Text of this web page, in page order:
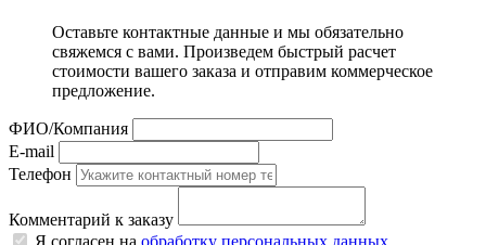
Оставьте контактные данные и мы обязательно
свяжемся с вами. Произведем быстрый расчет
стоимости вашего заказа и отправим коммерческое
предложение.
ФИО/Компания
E-mail
Телефон
Комментарий к заказу
Я согласен на обработку персональных данных